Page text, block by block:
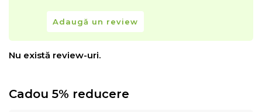
Adaugă un review
Nu există review-uri.
Cadou 5% reducere